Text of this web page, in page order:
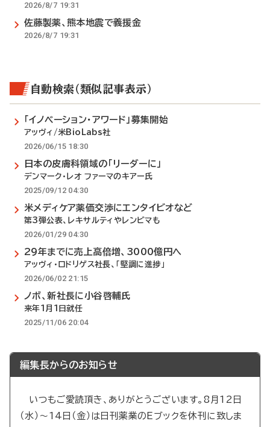
2026/8/7 19:31
佐藤製薬、熊本地震で義援金
2026/8/7 19:31
自動検索（類似記事表示）
「イノベーション・アワード」募集開始
アッヴィ/米BioLabs社
2026/06/15 18:30
日本の皮膚科領域の「リーダーに」
デンマーク・レオ ファーマのキアー氏
2025/09/12 04:30
米メディケア薬価交渉にエンタイビオなど
第3弾公表、レキサルティやレンビマも
2026/01/29 04:30
29年までに売上高倍増、3000億円へ
アッヴィ・ロドリゲス社長、「堅調に進捗」
2026/06/02 21:15
ノボ、新社長に小谷啓輔氏
来年1月1日就任
2025/11/06 20:04
編集長からのお知らせ
いつもご愛読頂き、ありがとうございます。8月12日
（水）～14日（金）は日刊薬業のEブックを休刊に致しま